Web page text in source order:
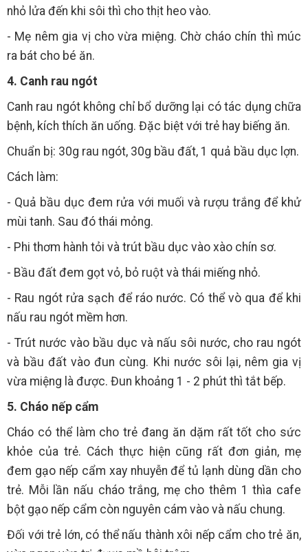
nhỏ lửa đến khi sôi thì cho thịt heo vào.
- Mẹ nêm gia vị cho vừa miệng. Chờ cháo chín thì múc
ra bát cho bé ăn.
4. Canh rau ngót
Canh rau ngót không chỉ bổ dưỡng lại có tác dụng chữa
bệnh, kích thích ăn uống. Đặc biệt với trẻ hay biếng ăn.
Chuẩn bị: 30g rau ngót, 30g bầu đất, 1 quả bầu dục lợn.
Cách làm:
- Quả bầu dục đem rửa với muối và rượu trắng để khử
mùi tanh. Sau đó thái mỏng.
- Phi thơm hành tỏi và trút bầu dục vào xào chín sơ.
- Bầu đất đem gọt vỏ, bỏ ruột và thái miếng nhỏ.
- Rau ngót rửa sạch để ráo nước. Có thể vò qua để khi
nấu rau ngót mềm hơn.
- Trút nước vào bầu dục và nấu sôi nước, cho rau ngót
và bầu đất vào đun cùng. Khi nước sôi lại, nêm gia vị
vừa miệng là được. Đun khoảng 1 - 2 phút thì tắt bếp.
5. Cháo nếp cẩm
Cháo có thể làm cho trẻ đang ăn dặm rất tốt cho sức
khỏe của trẻ. Cách thực hiện cũng rất đơn giản, mẹ
đem gạo nếp cẩm xay nhuyễn để tủ lạnh dùng dần cho
trẻ. Mỗi lần nấu cháo trắng, mẹ cho thêm 1 thìa cafe
bột gạo nếp cẩm còn nguyên cám vào và nấu chung.
Đối với trẻ lớn, có thể nấu thành xôi nếp cẩm cho trẻ ăn,